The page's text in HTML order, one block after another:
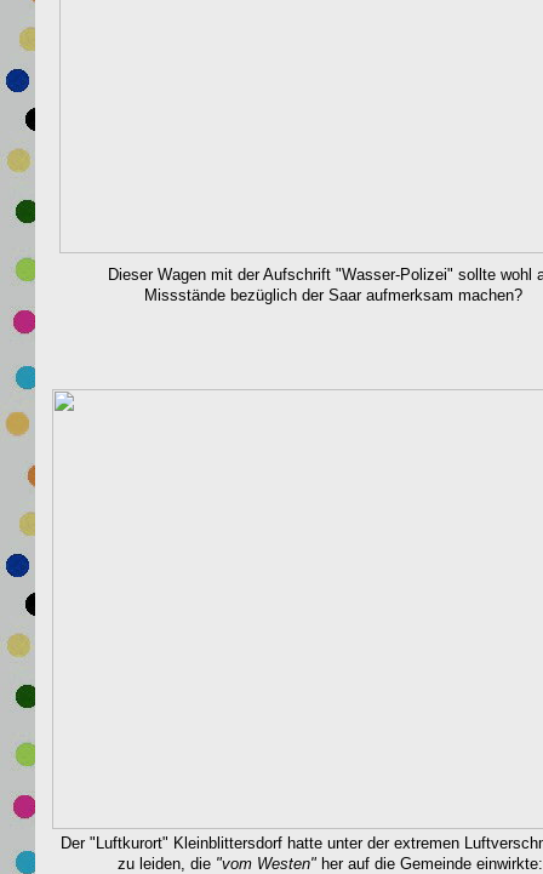
Dieser Wagen mit der Aufschrift "Wasser-Polizei" sollte wohl
Missstände bezüglich der Saar aufmerksam machen?
Der "Luftkurort" Kleinblittersdorf hatte unter der extremen
zu leiden, die "vom Westen" her auf die Gemeinde einwirkte: